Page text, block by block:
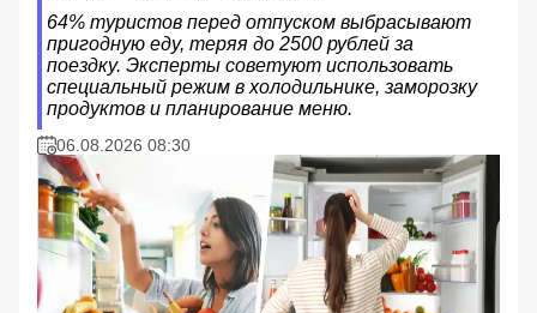
64% туристов перед отпуском выбрасывают
пригодную еду, теряя до 2500 рублей за
поездку. Эксперты советуют использовать
специальный режим в холодильнике, заморозку
продуктов и планирование меню.
06.08.2026 08:30